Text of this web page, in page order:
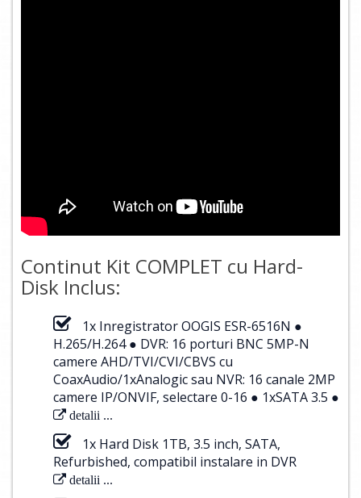
Continut Kit COMPLET cu Hard-
Disk Inclus:
1x Inregistrator OOGIS ESR-6516N ●
H.265/H.264 ● DVR: 16 porturi BNC 5MP-N
camere AHD/TVI/CVI/CBVS cu
CoaxAudio/1xAnalogic sau NVR: 16 canale 2MP
camere IP/ONVIF, selectare 0-16 ● 1xSATA 3.5 ●
detalii ...
1x Hard Disk 1TB, 3.5 inch, SATA,
Refurbished, compatibil instalare in DVR
detalii ...